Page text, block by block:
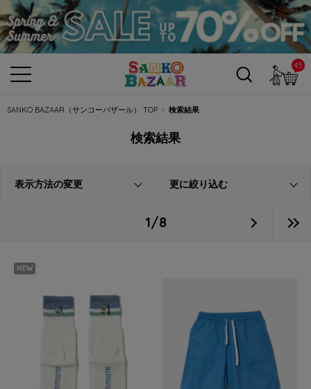
45カ
SANKO BAZAAR（サンコーバザール） TOP 検索結果
検索結果
表示方法の変更 更に絞り込む
1/8
NEW